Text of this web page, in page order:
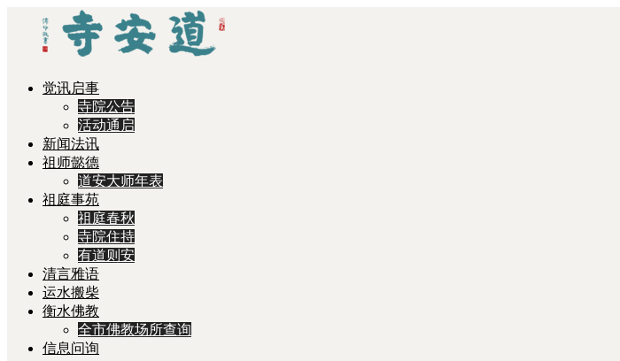
觉讯启事
寺院公告
活动通启
新闻法讯
祖师懿德
道安大师年表
祖庭事苑
祖庭春秋
寺院住持
有道则安
清言雅语
运水搬柴
衡水佛教
全市佛教场所查询
信息问询